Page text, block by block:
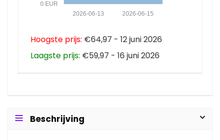
0 EUR
2026-06-15
2026-06-13
Hoogste prijs: €64,97 - 12 juni 2026
Laagste prijs: €59,97 - 16 juni 2026
Beschrijving